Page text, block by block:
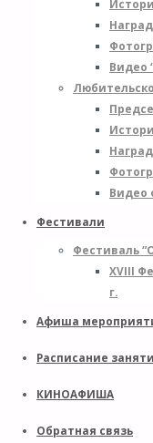
Видео
Видео
Фестивали
Фестиваль
XVIII
г.
Афиша
Расписание
КИНОАФИША
Обратная связь